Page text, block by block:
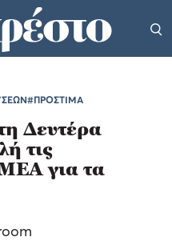
#ΠΡΟΣΤΙΜΑ
Δευτέρα
τις
για τα